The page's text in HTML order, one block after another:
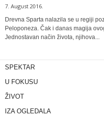
7. August 2016.
Drevna Sparta nalazila se u regiji
Peloponeza. Čak i danas magija
Jednostavan način života, njihova...
SPEKTAR
U FOKUSU
ŽIVOT
IZA OGLEDALA